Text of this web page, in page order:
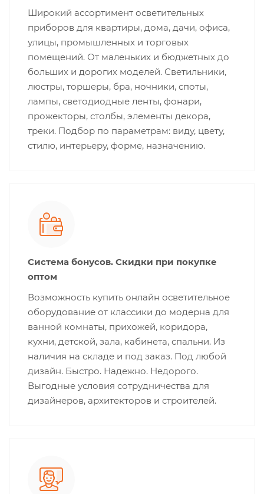
Широкий ассортимент осветительных
приборов для квартиры, дома, дачи, офиса,
улицы, промышленных и торговых
помещений. От маленьких и бюджетных до
больших и дорогих моделей. Светильники,
люстры, торшеры, бра, ночники, споты,
лампы, светодиодные ленты, фонари,
прожекторы, столбы, элементы декора,
треки. Подбор по параметрам: виду, цвету,
стилю, интерьеру, форме, назначению.
Система бонусов. Скидки при покупке
оптом
Возможность купить онлайн осветительное
оборудование от классики до модерна для
ванной комнаты, прихожей, коридора,
кухни, детской, зала, кабинета, спальни. Из
наличия на складе и под заказ. Под любой
дизайн. Быстро. Надежно. Недорого.
Выгодные условия сотрудничества для
дизайнеров, архитекторов и строителей.